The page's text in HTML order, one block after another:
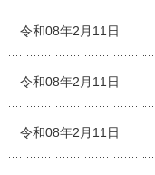
令和08年2月11日
令和08年2月11日
令和08年2月11日